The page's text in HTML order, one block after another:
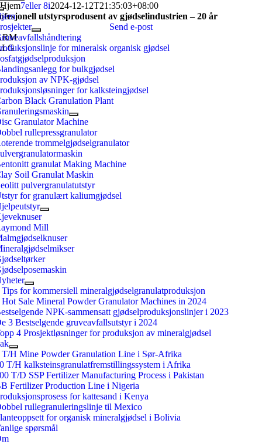
for mineralsk organisk gjødsel
for bulkgjødsel
av NPK-gjødsel
for kalksteingjødsel
Black Granulation Plant
Granulator Machine
rullepressgranulator
trommelgjødselgranulator
granulat Making Machine
Soil Granulat Maskin
pulvergranulatutstyr
for granulært kaliumgjødsel
Mill
Tips for kommersiell mineralgjødselgranulatproduksjon
Hot Sale Mineral Powder Granulator Machines in 2024
NPK-sammensatt gjødselproduksjonslinjer i 2023
3 Bestselgende gruveavfallsutstyr i 2024
4 Prosjektløsninger for produksjon av mineralgjødsel
T/H Mine Powder Granulation Line i Sør-Afrika
T/H kalksteinsgranulatfremstillingssystem i Afrika
T/D SSP Fertilizer Manufacturing Process i Pakistan
Fertilizer Production Line i Nigeria
for kattesand i Kenya
rullegranuleringslinje til Mexico
for organisk mineralgjødsel i Bolivia
spørsmål
Hjem7eller 8i2024-12-12T21:35:03+08:00
utstyrsprodusent av gjødselindustrien – 20 år
Send e-post